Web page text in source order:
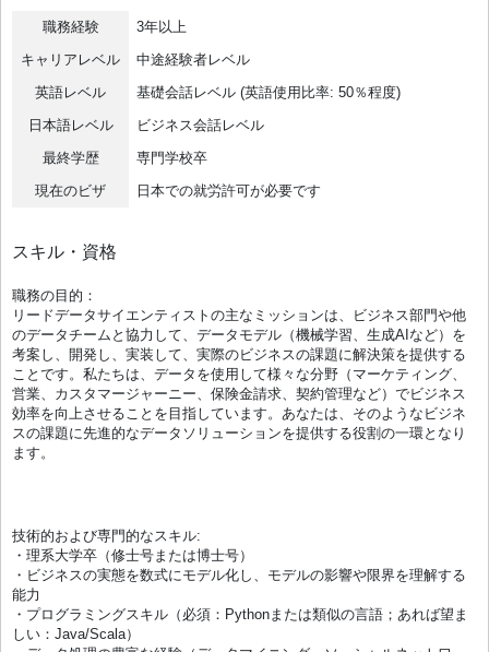
職務経験
3年以上
キャリアレベル
中途経験者レベル
英語レベル
基礎会話レベル (英語使用比率: 50％程度)
日本語レベル
ビジネス会話レベル
最終学歴
専門学校卒
現在のビザ
日本での就労許可が必要です
スキル・資格
職務の目的：
リードデータサイエンティストの主なミッションは、ビジネス部門や他
のデータチームと協力して、データモデル（機械学習、生成AIなど）を
考案し、開発し、実装して、実際のビジネスの課題に解決策を提供する
ことです。私たちは、データを使用して様々な分野（マーケティング、
営業、カスタマージャーニー、保険金請求、契約管理など）でビジネス
効率を向上させることを目指しています。あなたは、そのようなビジネ
スの課題に先進的なデータソリューションを提供する役割の一環となり
ます。
技術的および専門的なスキル:
・理系大学卒（修士号または博士号）
・ビジネスの実態を数式にモデル化し、モデルの影響や限界を理解する
能力
・プログラミングスキル（必須：Pythonまたは類似の言語；あれば望ま
しい：Java/Scala）